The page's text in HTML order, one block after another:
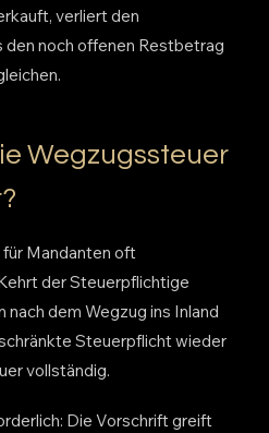
verliert den
noch offenen Restbetrag
Wegzugssteuer
für Mandanten oft
der Steuerpflichtige
nach dem Wegzug ins Inland
Steuerpflicht wieder
vollständig.
Die Vorschrift greift